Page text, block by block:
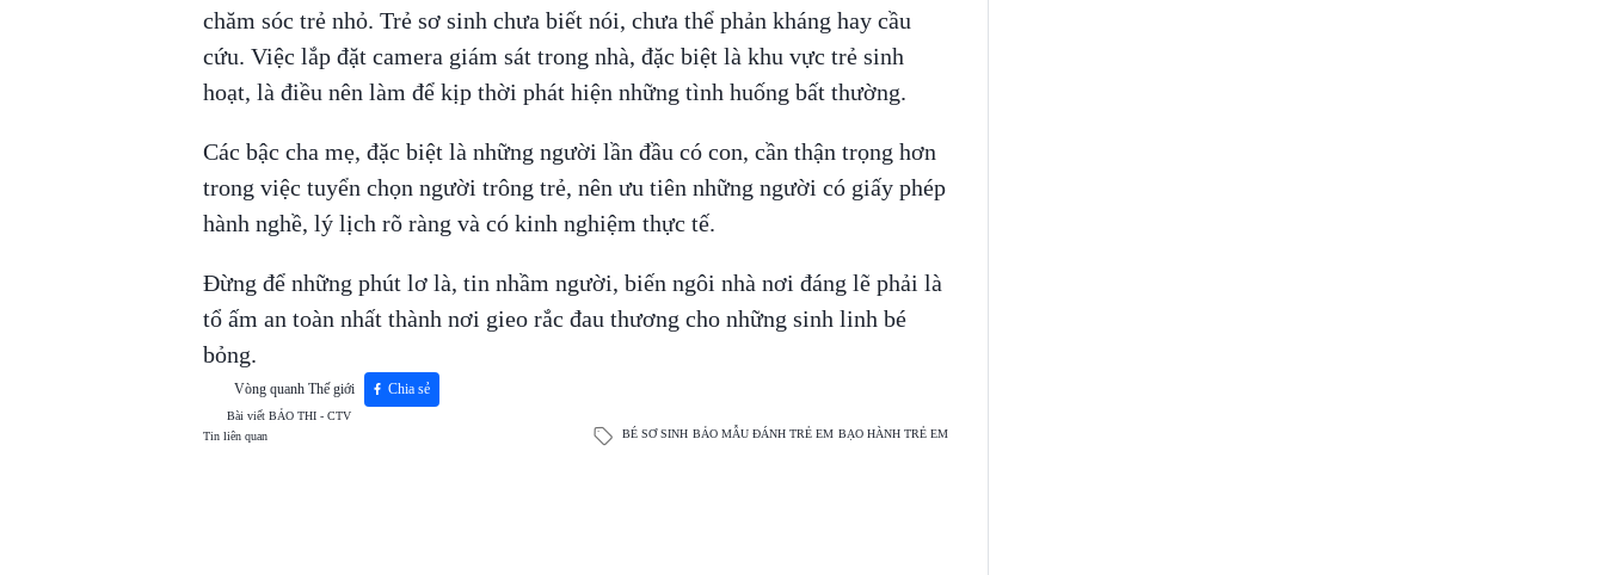
chăm sóc trẻ nhỏ. Trẻ sơ sinh chưa biết nói, chưa thể phản kháng hay cầu
cứu. Việc lắp đặt camera giám sát trong nhà, đặc biệt là khu vực trẻ sinh
hoạt, là điều nên làm để kịp thời phát hiện những tình huống bất thường.
Các bậc cha mẹ, đặc biệt là những người lần đầu có con, cần thận trọng hơn
trong việc tuyển chọn người trông trẻ, nên ưu tiên những người có giấy phép
hành nghề, lý lịch rõ ràng và có kinh nghiệm thực tế.
Đừng để những phút lơ là, tin nhầm người, biến ngôi nhà nơi đáng lẽ phải là
tổ ấm an toàn nhất thành nơi gieo rắc đau thương cho những sinh linh bé
bỏng.
Vòng quanh Thế giới Chia sẻ
Bài viết BẢO THI - CTV
Tin liên quan
BÉ SƠ SINH BẢO MẪU ĐÁNH TRẺ EM BẠO HÀNH TRẺ EM